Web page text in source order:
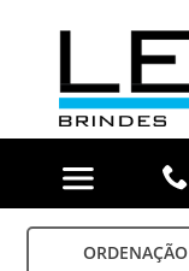
ORDENAÇÃO